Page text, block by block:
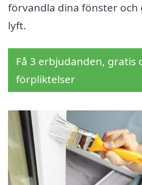
förvandla dina fönster
lyft.
Få 3 erbjudanden, gratis
förpliktelser